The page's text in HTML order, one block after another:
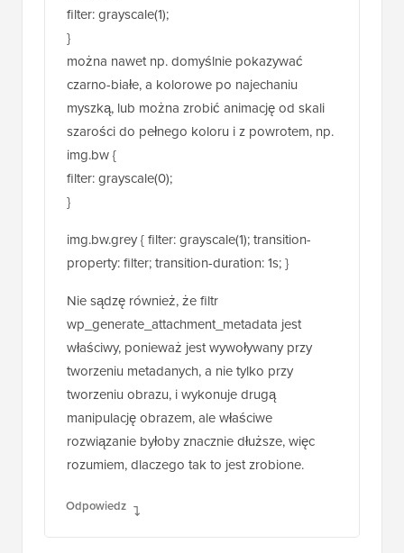
szarości do pełnego koloru i z powrotem, np.
img.bw {
filter: grayscale(0);
}
img.bw.grey { filter: grayscale(1); transition-
property: filter; transition-duration: 1s; }
Nie sądzę również, że filtr
wp_generate_attachment_metadata jest
tworzeniu metadanych, a nie tylko przy
tworzeniu obrazu, i wykonuje drugą
manipulację obrazem, ale właściwe
rozwiązanie byłoby znacznie dłuższe, więc
rozumiem, dlaczego tak to jest zrobione.
Odpowiedz
22 wrz 2015 o 5:50